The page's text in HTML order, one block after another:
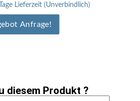
Lieferzeit (Unverbindlich)
Anfrage!
diesem Produkt ?